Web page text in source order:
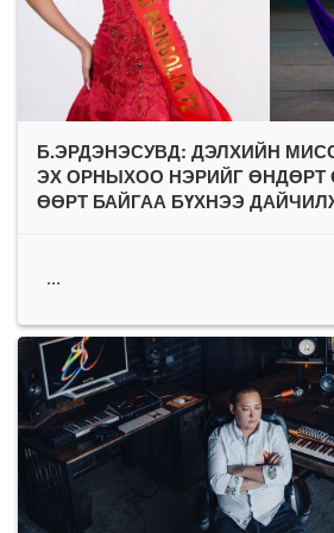
Б.ЭРДЭНЭСУВД: ДЭЛХИЙН
ЭХ ОРНЫХОО НЭРИЙГ ӨНДӨРТ
ӨӨРТ БАЙГАА БҮХНЭЭ
...